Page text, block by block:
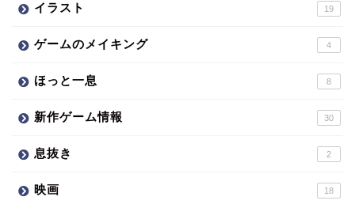
イラスト 19
ゲームのメイキング 4
ほっと一息 8
新作ゲーム情報 30
息抜き 2
映画 18